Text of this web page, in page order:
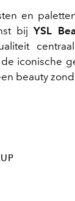
en
bijYSL
iconische
beauty